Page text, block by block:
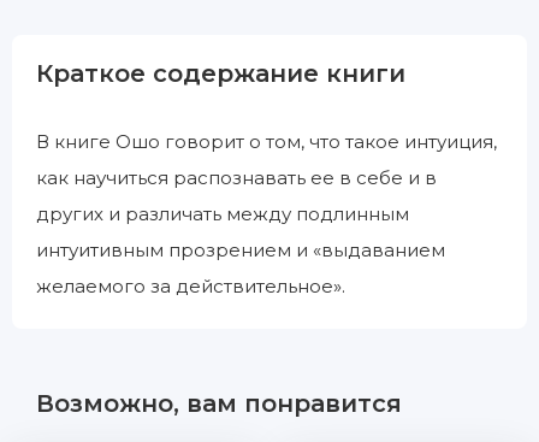
Краткое содержание книги
В книге Ошо говорит о том, что такое интуиция,
как научиться распознавать ее в себе и в
других и различать между подлинным
интуитивным прозрением и «выдаванием
желаемого за действительное».
Возможно, вам понравится